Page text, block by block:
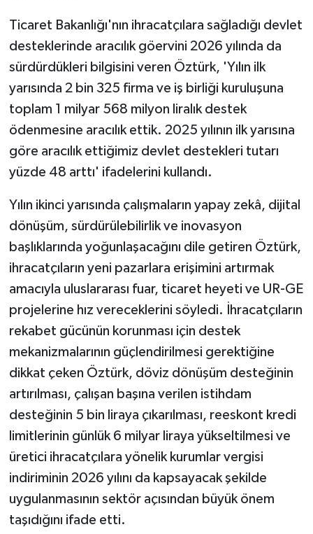
Ticaret Bakanlığı'nın ihracatçılara sağladığı devlet
desteklerinde aracılık göervini 2026 yılında da
sürdürdükleri bilgisini veren Öztürk, 'Yılın ilk
yarısında 2 bin 325 firma ve iş birliği kuruluşuna
toplam 1 milyar 568 milyon liralık destek
ödenmesine aracılık ettik. 2025 yılının ilk yarısına
göre aracılık ettiğimiz devlet destekleri tutarı
yüzde 48 arttı' ifadelerini kullandı.
Yılın ikinci yarısında çalışmaların yapay zekâ, dijital
dönüşüm, sürdürülebilirlik ve inovasyon
başlıklarında yoğunlaşacağını dile getiren Öztürk,
ihracatçıların yeni pazarlara erişimini artırmak
amacıyla uluslararası fuar, ticaret heyeti ve UR-GE
projelerine hız vereceklerini söyledi. İhracatçıların
rekabet gücünün korunması için destek
mekanizmalarının güçlendirilmesi gerektiğine
dikkat çeken Öztürk, döviz dönüşüm desteğinin
artırılması, çalışan başına verilen istihdam
desteğinin 5 bin liraya çıkarılması, reeskont kredi
limitlerinin günlük 6 milyar liraya yükseltilmesi ve
üretici ihracatçılara yönelik kurumlar vergisi
indiriminin 2026 yılını da kapsayacak şekilde
uygulanmasının sektör açısından büyük önem
taşıdığını ifade etti.